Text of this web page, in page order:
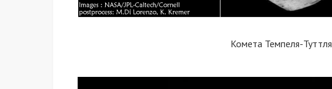
Комета Темпеля-Туттля